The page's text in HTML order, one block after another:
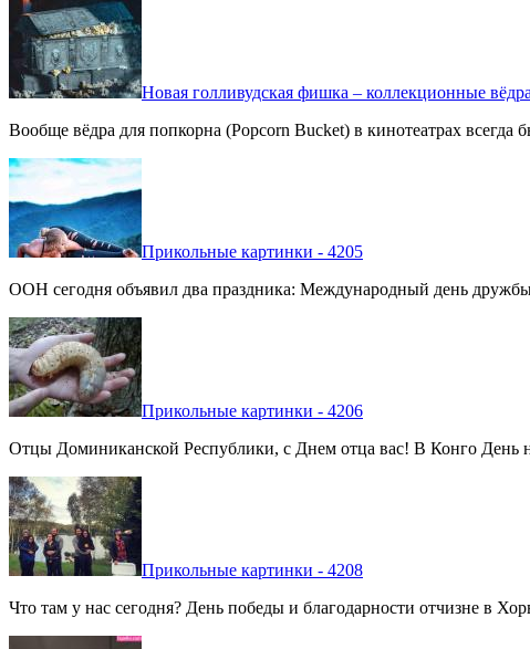
Новая голливудская фишка – коллекционные
Вообще вёдра для попкорна (Popcorn Bucket) в кинотеатрах
Прикольные картинки - 4205
ООН сегодня объявил два праздника: Международный день
Прикольные картинки - 4206
Отцы Доминиканской Республики, с Днем отца вас! В Конго День
Прикольные картинки - 4208
Что там у нас сегодня? День победы и благодарности отчизне в